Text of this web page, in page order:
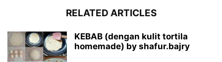
RELATED ARTICLES
KEBAB (dengan kulit tortila
homemade) by shafur.bajry